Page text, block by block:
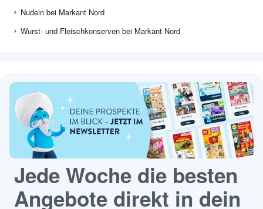
Nudeln bei Markant Nord
Wurst- und Fleischkonserven bei Markant Nord
Jede Woche die besten
Angebote direkt in dein